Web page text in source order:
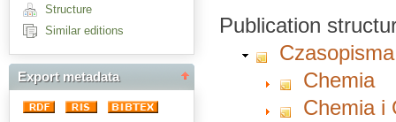
Structure
Similar editions
Export metadata
Publication
Chemia
Chemia i